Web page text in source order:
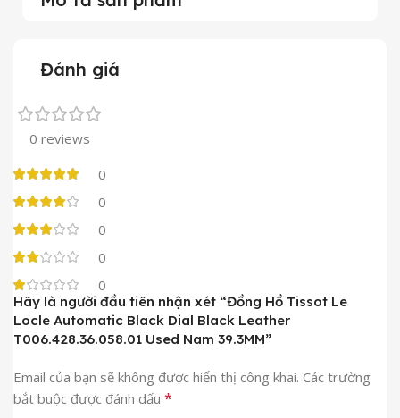
Đánh giá
0 reviews
0
0
0
0
0
Hãy là người đầu tiên nhận xét “Đồng Hồ Tissot Le
Locle Automatic Black Dial Black Leather
T006.428.36.058.01 Used Nam 39.3MM”
Email của bạn sẽ không được hiển thị công khai. Các trường
bắt buộc được đánh dấu *